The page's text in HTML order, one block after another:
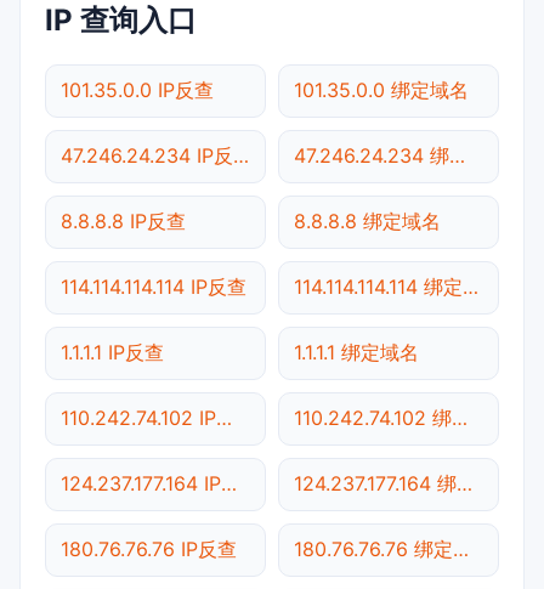
IP 查询入口
101.35.0.0 IP反查 101.35.0.0 绑定域名
47.246.24.234 IP反查 47.246.24.234 绑定域名
8.8.8.8 IP反查 8.8.8.8 绑定域名
114.114.114.114 IP反查 114.114.114.114 绑定域名
1.1.1.1 IP反查 1.1.1.1 绑定域名
110.242.74.102 IP反查 110.242.74.102 绑定域名
124.237.177.164 IP反查 124.237.177.164 绑定域名
180.76.76.76 IP反查 180.76.76.76 绑定域名